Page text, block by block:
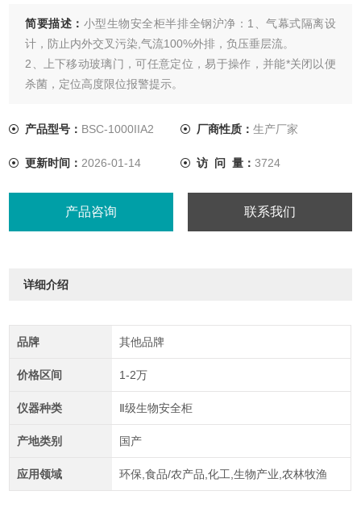
简要描述： 小型生物安全柜半排全钢沪净：1、气幕式隔离设
计，防止内外交叉污染,气流100%外排，负压垂层流。
2、上下移动玻璃门，可任意定位，易于操作，并能*关闭以便
杀菌，定位高度限位报警提示。
者提供极大方便
产品型号： BSC-1000IIA2 厂商性质： 生产厂家
更新时间： 2026-01-14 访 问 量： 3724
产品咨询 联系我们
详细介绍
品牌 其他品牌
价格区间 1-2万
仪器种类 Ⅱ级生物安全柜
产地类别 国产
应用领域 环保,食品/农产品,化工,生物产业,农林牧渔